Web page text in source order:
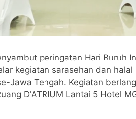
peringatan Hari Buruh
kegiatan sarasehan dan halal
Jawa Tengah. Kegiatan
D'ATRIUM Lantai 5 Hotel